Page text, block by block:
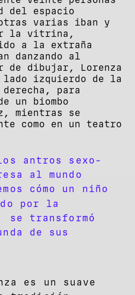
del espacio
varias iban y
la vitrina,
a la extraña
danzando al
dibujar, Lorenza
izquierdo de la
para
un biombo
mientras se
como en un teatro
antros sexo-
al mundo
cómo un niño
por la
se transformó
de sus
es un suave